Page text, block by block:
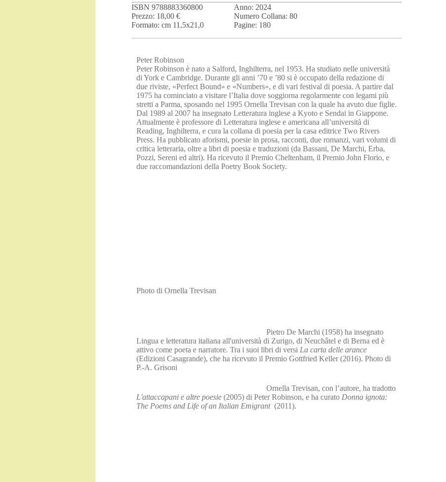
ISBN 9788883360800
Prezzo: 18,00 €
Formato: cm 11,5x21,0
Anno: 2024
Numero Collana: 80
Pagine: 180
Peter Robinson
Peter Robinson è nato a Salford, Inghilterra, nel 1953. Ha studiato nelle università
di York e Cambridge. Durante gli anni ’70 e ’80 si è occupato della redazione di
due riviste, «Perfect Bound» e «Numbers», e di vari festival di poesia. A partire dal
1975 ha cominciato a visitare l’Italia dove soggiorna regolarmente con legami più
stretti a Parma, sposando nel 1995 Ornella Trevisan con la quale ha avuto due figlie.
Dal 1989 al 2007 ha insegnato Letteratura inglese a Kyoto e Sendai in Giappone.
Attualmente è professore di Letteratura inglese e americana all’università di
Reading, Inghilterra, e cura la collana di poesia per la casa editrice Two Rivers
Press. Ha pubblicato aforismi, poesie in prosa, racconti, due romanzi, vari volumi di
critica letteraria, oltre a libri di poesia e traduzioni (da Bassani, De Marchi, Erba,
Pozzi, Sereni ed altri). Ha ricevuto il Premio Cheltenham, il Premio John Florio, e
due raccomandazioni della Poetry Book Society.
Photo di Ornella Trevisan
Pietro De Marchi (1958) ha insegnato
Lingua e letteratura italiana all'università di Zurigo, di Neuchâtel e di Berna ed è
attivo come poeta e narratore. Tra i suoi libri di versi La carta delle arance
(Edizioni Casagrande), che ha ricevuto il Premio Gottfried Keller (2016). Photo di
P.-A. Grisoni
Ornella Trevisan, con l’autore, ha tradotto
L'attaccapani e altre poesie(2005) di Peter Robinson, e ha curato Donna ignota:
The Poems and Life of an Italian Emigrant (2011).